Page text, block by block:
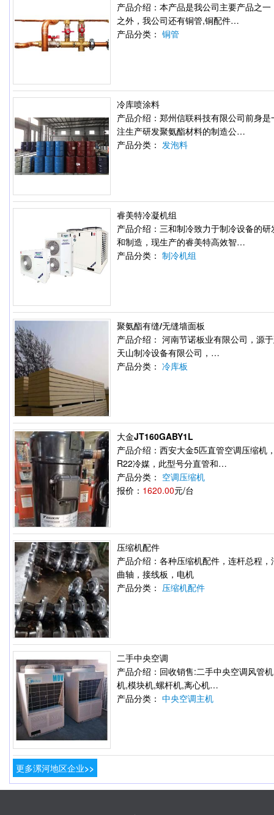
产品介绍：本产品是我公司主要产品之一
之外，我公司还有铜管,铜配件…
产品分类： 铜管
冷库喷涂料
产品介绍：郑州信联科技有限公司前身是
注生产研发聚氨酯材料的制造公…
产品分类： 发泡料
睿美特冷凝机组
产品介绍：三和制冷致力于制冷设备的研
和制造，现生产的睿美特高效智…
产品分类： 制冷机组
聚氨酯有缝/无缝墙面板
产品介绍： 河南节诺板业有限公司，源
天山制冷设备有限公司，…
产品分类： 冷库板
大金JT160GABY1L
产品介绍：西安大金5匹直管空调压缩机
R22冷媒，此型号分直管和…
产品分类： 空调压缩机
报价： 1620.00元/台
压缩机配件
产品介绍：各种压缩机配件，连杆总程，
曲轴，接线板，电机
产品分类： 压缩机配件
二手中央空调
产品介绍：回收销售:二手中央空调风管
机,模块机,螺杆机,离心机…
产品分类： 中央空调主机
更多漯河地区企业>>